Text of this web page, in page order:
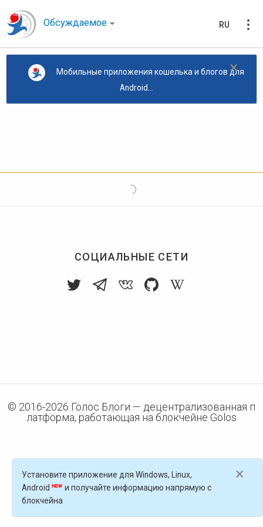
Обсуждаемое RU
×
Мобильные приложения кошелька и блогов для
Android...
СОЦИАЛЬНЫЕ СЕТИ
© 2016-2026 Голос Блоги — децентрализованная п
латформа, работающая на блокчейне Golos
×
Установите приложение для Windows, Linux,
Android
и получайте информацию напрямую с
блокчейна